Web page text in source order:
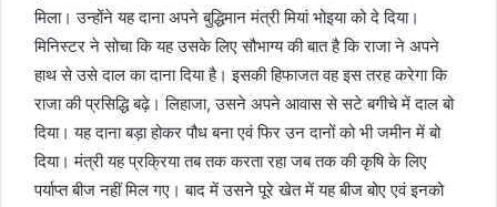
मिला। उन्होंने यह दाना अपने बुद्धिमान मंत्री मियां भोइया को दे दिया।
मिनिस्टर ने सोचा कि यह उसके लिए सौभाग्य की बात है कि राजा ने अपने
हाथ से उसे दाल का दाना दिया है। इसकी हिफाजत वह इस तरह करेगा कि
राजा की प्रसिद्धि बढ़े। लिहाजा, उसने अपने आवास से सटे बगीचे में दाल बो
दिया। यह दाना बड़ा होकर पौध बना एवं फिर उन दानों को भी जमीन में बो
दिया। मंत्री यह प्रक्रिया तब तक करता रहा जब तक की कृषि के लिए
पर्याप्त बीज नहीं मिल गए। बाद में उसने पूरे खेत में यह बीज बोए एवं इनको